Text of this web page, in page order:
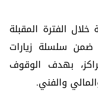
الفترة المقبلة
ضمن سلسلة زيارات
بهدف الوقوف
والفني.